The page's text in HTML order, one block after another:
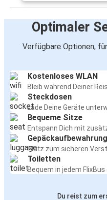
Optimaler
Verfügbare Optionen,
Kostenloses WLAN
Bleib während Deiner
Steckdosen
Lade Deine Geräte
Bequeme Sitze
Entspann Dich mit
Gepäckaufbewahrung
Platz zum sicheren
Toiletten
Bequem in jedem
Du reist zum